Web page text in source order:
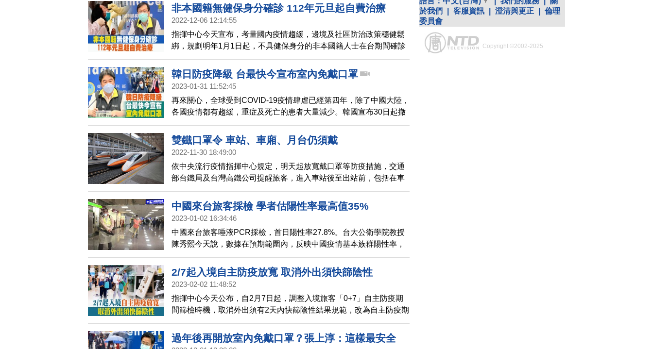
非本國籍無健保身分確診 112年元旦起自費治療
2022-12-06 12:14:55
指揮中心今天宣布，考量國內疫情趨緩，邊境及社區防治政策穩健鬆
綁，規劃明年1月1日起，不具健保身分的非本國籍人士在台期間確診
COVID-19，需自付確診隔離治療費用。
韓日防疫降級 台最快今宣布室內免戴口罩
2023-01-31 11:52:45
再來關心，全球受到COVID-19疫情肆虐已經第四年，除了中國大陸，
各國疫情都有趨緩，重症及死亡的患者大量減少。韓國宣布30日起撤
除室內口罩令，而日本則在日前宣布五月將會調降疫情等級。台灣也
在週一，宣布開放的五大方向，如果和學者專家討論順利，最快今天
週二，就會公布室內免戴口罩。
雙鐵口罩令 車站、車廂、月台仍須戴
2022-11-30 18:49:00
依中央流行疫情指揮中心規定，明天起放寬戴口罩等防疫措施，交通
部台鐵局及台灣高鐵公司提醒旅客，進入車站後至出站前，包括在車
廂及月台上，仍須戴口罩，飲食期間可暫時取下。
中國來台旅客採檢 學者估陽性率最高值35%
2023-01-02 16:34:46
中國來台旅客唾液PCR採檢，首日陽性率27.8%。台大公衛學院教授
陳秀熙今天說，數據在預期範圍內，反映中國疫情基本族群陽性率，
估台灣未來檢出中國入境陽性率最高值35%。
2/7起入境自主防疫放寬 取消外出須快篩陰性
2023-02-02 11:48:52
指揮中心今天公布，自2月7日起，調整入境旅客「0+7」自主防疫期
間篩檢時機，取消外出須有2天內快篩陰性結果規範，改為自主防疫期
間如出現症狀再使用家用快篩試劑篩檢。
過年後再開放室內免戴口罩？張上淳：這樣最安全
於我們
客服資訊 澄清與更正
倫理
委員會
Copyright ©2002-2025